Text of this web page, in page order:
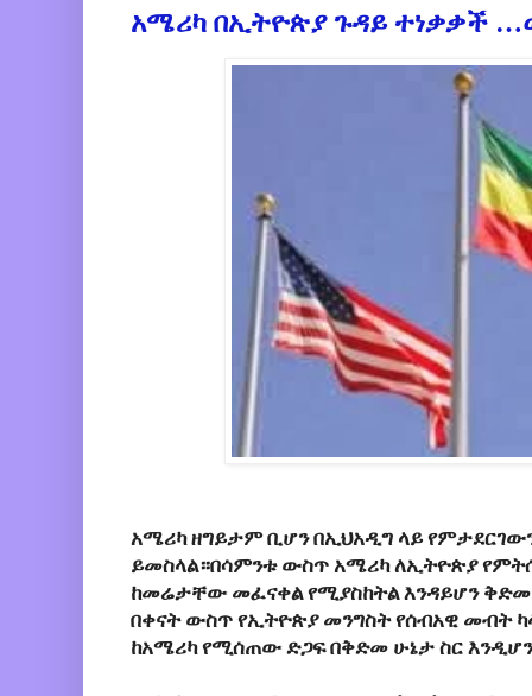
አሜሪካ በኢትዮጵያ ጉዳይ ተነቃቃች
አሜሪካ ዘግይታም ቢሆን በኢህአዲግ ላይ
ይመስላል።በሳምንቱ ውስጥ አሜሪካ ለኢትዮጵያ
ከመሬታቸው መፈናቀል የሚያስከትል እንዳይሆን ቅድመ
በቀናት ውስጥ የኢትዮጵያ መንግስት የሰብአዊ መብት
ከአሜሪካ የሚሰጠው ድጋፍ በቅድመ ሁኔታ ስር